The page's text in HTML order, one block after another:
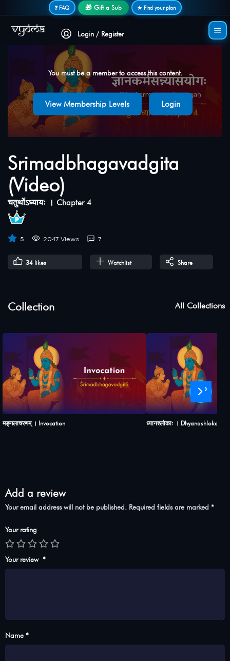
❓ FAQ 🎁 Gift a Sub ★ Find your plan
Login / Register
You must be a member to access this content.
View Membership Levels Login
Srimadbhagavadgita
(Video)
चतुर्थोऽध्यायः । Chapter 4
5 2047 Views 7
34 likes Watchlist Share
Collection All Collections
मङ्गलाचरणम् । Invocation ध्यानश्लोकाः । Dhyanashlokah
›
Add a review
Your email address will not be published. Required fields are marked *
Your rating
Your review *
Name *
Secure login • No password needed